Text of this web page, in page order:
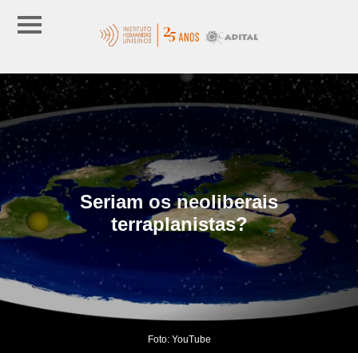
Seriam os neoliberais
terraplanistas?
Foto: YouTube